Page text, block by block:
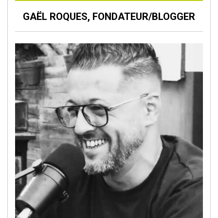
GAËL ROQUES, FONDATEUR/BLOGGER